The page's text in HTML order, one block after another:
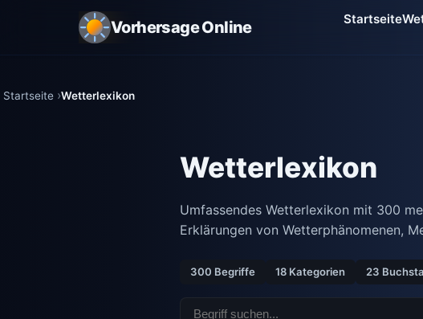
Vorhersage Online Startseite
Startseite Wetterlexikon
Wetterlexikon
Umfassendes Wetterlexikon mit 300
Erklärungen von Wetterphänomenen,
300 Begriffe 18 Kategorien 23